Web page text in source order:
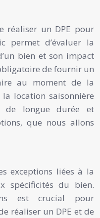
réaliser un DPE pour
permet d’évaluer la
bien et son impact
de fournir un
au moment de la
location saisonnière
de longue durée et
que nous allons
exceptions liées à la
spécificités du bien.
est crucial pour
réaliser un DPE et de